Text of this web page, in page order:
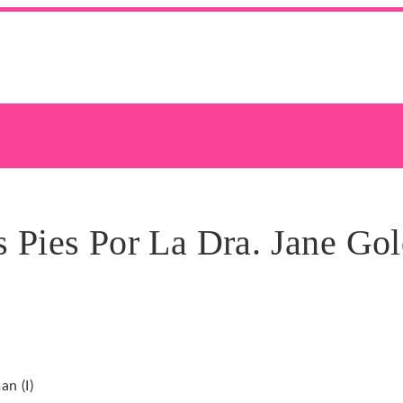
Pies Por La Dra. Jane
(I)